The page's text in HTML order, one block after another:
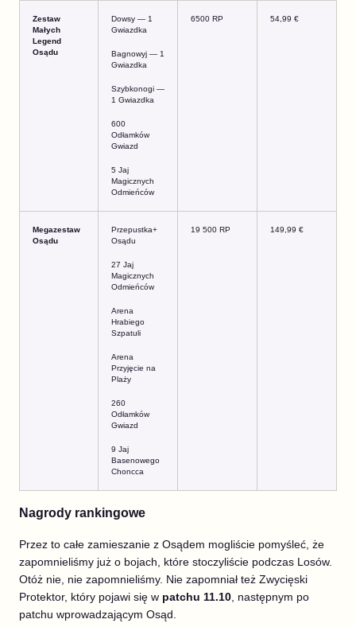
Zestaw
Małych
Legend
Osądu
Dowsy — 1
Gwiazdka
Bagnowyj — 1
Gwiazdka
Szybkonogi —
1 Gwiazdka
600
Odłamków
Gwiazd
5 Jaj
Magicznych
Odmieńców
6500 RP 54,99 €
Megazestaw
Osądu
Przepustka+
Osądu
27 Jaj
Magicznych
Odmieńców
Arena
Hrabiego
Szpatuli
Arena
Przyjęcie na
Plaży
260
Odłamków
Gwiazd
9 Jaj
Basenowego
Choncca
19 500 RP 149,99 €
Nagrody rankingowe
Przez to całe zamieszanie z Osądem mogliście pomyśleć, że
zapomnieliśmy już o bojach, które stoczyliście podczas Losów.
Otóż nie, nie zapomnieliśmy. Nie zapomniał też Zwycięski
Protektor, który pojawi się w patchu 11.10 , następnym po
patchu wprowadzającym Osąd.